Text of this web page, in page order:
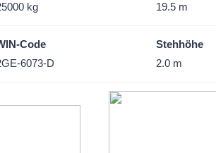
kg
19.5 m
Code
6073-D
Stehhöhe
2.0 m